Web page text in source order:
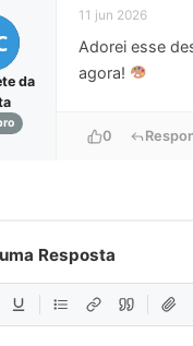
da
11 jun 2026
Adorei esse
agora!
0
Resposta